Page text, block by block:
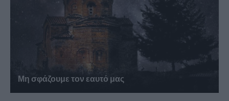
Μη σφάζουμε τον εαυτό μας